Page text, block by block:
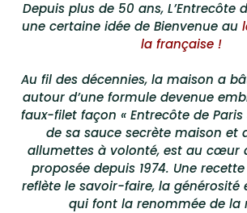
Depuis plus de 50 ans, L’Entrecôte
une certaine idée de Bienvenue au
la française !
Au fil des décennies, la maison a
autour d’une formule devenue
faux-filet façon « Entrecôte de
de sa sauce secrète maison et
allumettes à volonté, est au cœur
proposée depuis 1974. Une
reflète le savoir-faire, la générosité
qui font la renommée de la